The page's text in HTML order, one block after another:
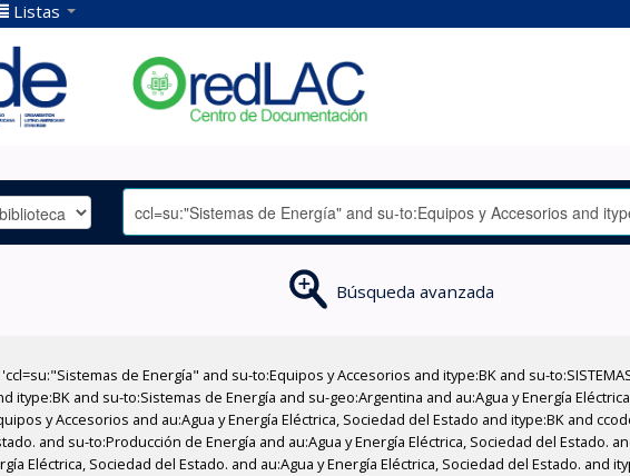
Listas
Búsqueda avanzada
de Energía" and su-to:Equipos y Accesorios and itype:BK and su-
itype:BK and su-to:Sistemas de Energía and su-geo:Argentina and au:Agua y Energía
y Accesorios and au:Agua y Energía Eléctrica, Sociedad del Estado and itype:BK and
and su-to:Producción de Energía and au:Agua y Energía Eléctrica, Sociedad del Estado.
Eléctrica, Sociedad del Estado. and au:Agua y Energía Eléctrica, Sociedad del Estado. and